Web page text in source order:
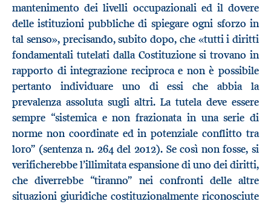
mantenimento dei livelli occupazionali ed il dovere
delle istituzioni pubbliche di spiegare ogni sforzo in
tal senso», precisando, subito dopo, che «tutti i diritti
fondamentali tutelati dalla Costituzione si trovano in
rapporto di integrazione reciproca e non è possibile
pertanto individuare uno di essi che abbia la
prevalenza assoluta sugli altri. La tutela deve essere
sempre “sistemica e non frazionata in una serie di
norme non coordinate ed in potenziale conflitto tra
loro” (sentenza n. 264 del 2012). Se così non fosse, si
verificherebbe l’illimitata espansione di uno dei diritti,
che diverrebbe “tiranno” nei confronti delle altre
situazioni giuridiche costituzionalmente riconosciute